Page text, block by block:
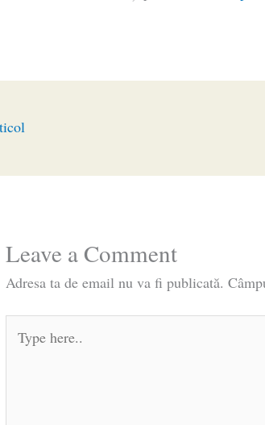
Leave a Comment
Adresa ta de email nu va fi publicată.
here..